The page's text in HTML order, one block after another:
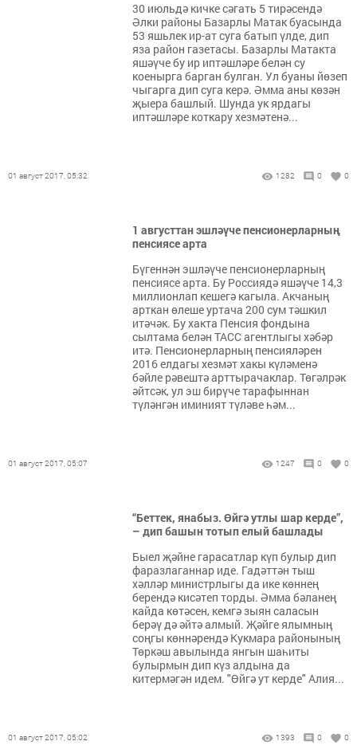
30 июльдә кичке сәгать 5 тирәсендә
Әлки районы Базарлы Матак буасында
53 яшьлек ир-ат суга батып үлде, дип
яза район газетасы. Базарлы Матакта
яшәүче бу ир иптәшләре белән су
коенырга барган булган. Ул буаны йөзеп
чыгарга дип суга керә. Әмма аны көзән
җыера башлый. Шунда ук ярдагы
иптәшләре коткару хезмәтенә...
01 август 2017, 05:32 1282 0 0
1 августтан эшләүче пенсионерларның
пенсиясе арта
Бүгеннән эшләүче пенсионерларның
пенсиясе арта. Бу Россиядә яшәүче 14,3
миллионлап кешегә кагыла. Акчаның
арткан өлеше уртача 200 сум тәшкил
итәчәк. Бу хакта Пенсия фондына
сылтама белән ТАСС агентлыгы хәбәр
итә. Пенсионерларның пенсияләрен
2016 елдагы хезмәт хакы күләменә
бәйле рәвештә арттырачаклар. Төгәлрәк
әйтсәк, ул эш бирүче тарафыннан
түләнгән иминият түләве һәм...
01 август 2017, 05:07 1247 0 0
“Беттек, янабыз. Өйгә утлы шар керде”,
– дип башын тотып елый башлады
Быел җәйне гарасатлар күп булыр дип
фаразлаганнар иде. Гадәттән тыш
хәлләр министрлыгы да ике көннең
берендә кисәтеп торды. Әмма бәланең
кайда көтәсен, кемгә зыян саласын
берәү дә әйтә алмый. Җәйге ялымның
соңгы көн­нәрендә Кукмара районының
Төркәш авылында янгын шаһиты
булырмын дип күз алдына да
китермәгән идем. "Өйгә ут керде" Алия...
01 август 2017, 05:02 1393 0 0